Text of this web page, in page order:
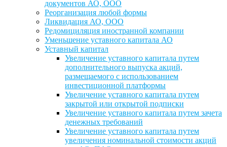
документов АО, ООО
Реорганизация любой формы
Ликвидация АО, ООО
Редомициляция иностранной компании
Уменьшение уставного капитала АО
Уставный капитал
Увеличение уставного капитала путем
дополнительного выпуска акций,
размещаемого с использованием
инвестиционной платформы
Увеличение уставного капитала путем
закрытой или открытой подписки
Увеличение уставного капитала путем зачета
денежных требований
Увеличение уставного капитала путем
увеличения номинальной стоимости акций